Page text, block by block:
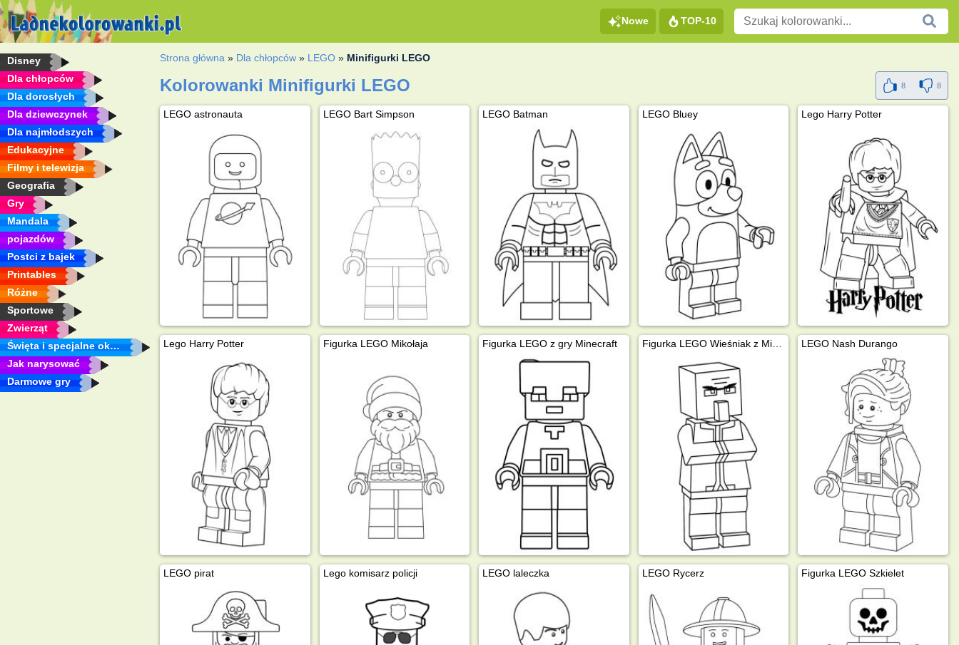
Nowe TOP-10
Disney
Dla chłopców
Dla dorosłych
Dla dziewczynek
Dla najmłodszych
Edukacyjne
Filmy i telewizja
Geografia
Gry
Mandala
pojazdów
Postci z bajek
Printables
Różne
Sportowe
Zwierząt
Święta i specjalne okazje
Jak narysować
Darmowe gry
Strona główna » Dla chłopców » LEGO » Minifigurki LEGO
Kolorowanki Minifigurki LEGO 8 8
LEGO astronauta LEGO Bart Simpson LEGO Batman LEGO Bluey Lego Harry Potter
Lego Harry Potter Figurka LEGO Mikołaja Figurka LEGO z gry Minecraft Figurka LEGO Wieśniak z Minecrafta LEGO Nash Durango
LEGO pirat Lego komisarz policji LEGO laleczka LEGO Rycerz Figurka LEGO Szkielet